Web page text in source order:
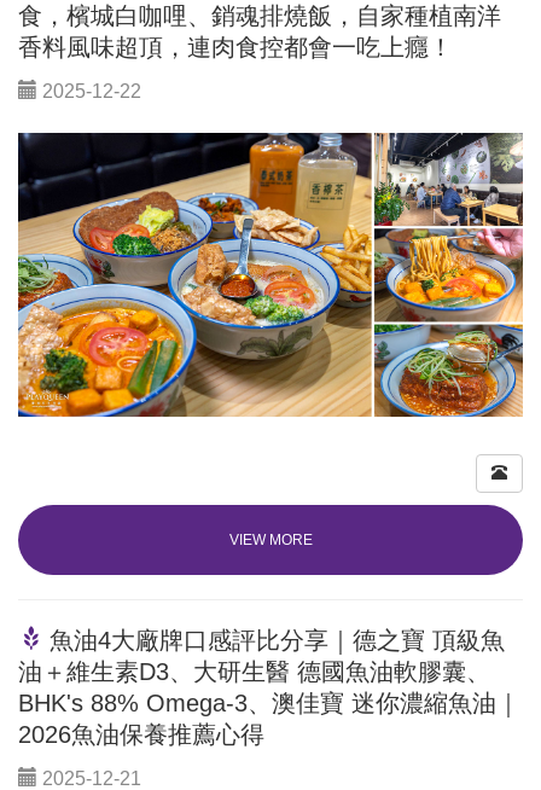
食，檳城白咖哩、銷魂排燒飯，自家種植南洋
香料風味超頂，連肉食控都會一吃上癮！
2025-12-22
VIEW MORE
魚油4大廠牌口感評比分享｜德之寶 頂級魚
油＋維生素D3、大研生醫 德國魚油軟膠囊、
BHK's 88% Omega-3、澳佳寶 迷你濃縮魚油｜
2026魚油保養推薦心得
2025-12-21